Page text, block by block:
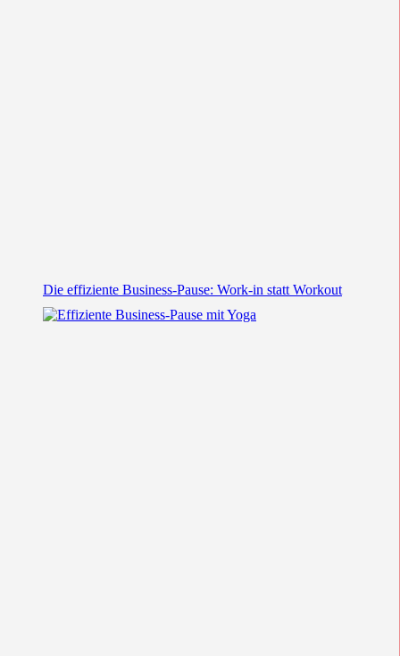
Die effiziente Business-Pause: Work-in statt Workout